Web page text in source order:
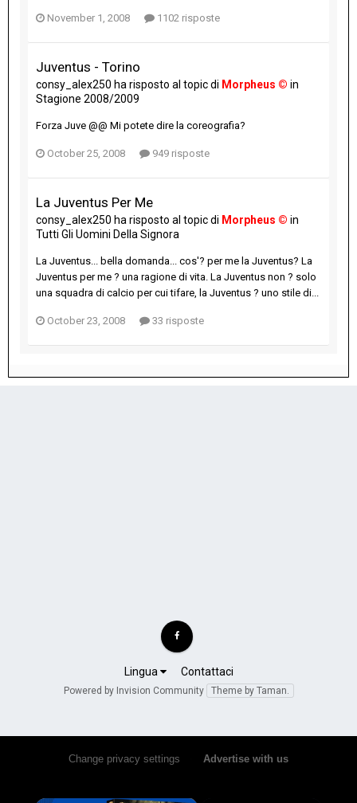
November 1, 2008 1102 risposte
Juventus - Torino
consy_alex250 ha risposto al topic di Morpheus © in
Stagione 2008/2009
Forza Juve @@ Mi potete dire la coreografia?
October 25, 2008 949 risposte
La Juventus Per Me
consy_alex250 ha risposto al topic di Morpheus © in
Tutti Gli Uomini Della Signora
La Juventus... bella domanda... cos'? per me la Juventus? La
Juventus per me ? una ragione di vita. La Juventus non ? solo
una squadra di calcio per cui tifare, la Juventus ? uno stile di...
October 23, 2008 33 risposte
Lingua Contattaci
Powered by Invision Community Theme by Taman.
Change privacy settings Advertise with us